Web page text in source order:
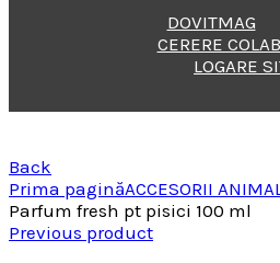
DOVITMAG
CERERE
LOGARE
Back
Prima paginăACCESORII
Parfum fresh pt pisici 100 ml
Previous product